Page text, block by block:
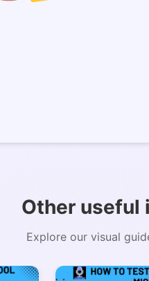
Other useful
Explore our visual